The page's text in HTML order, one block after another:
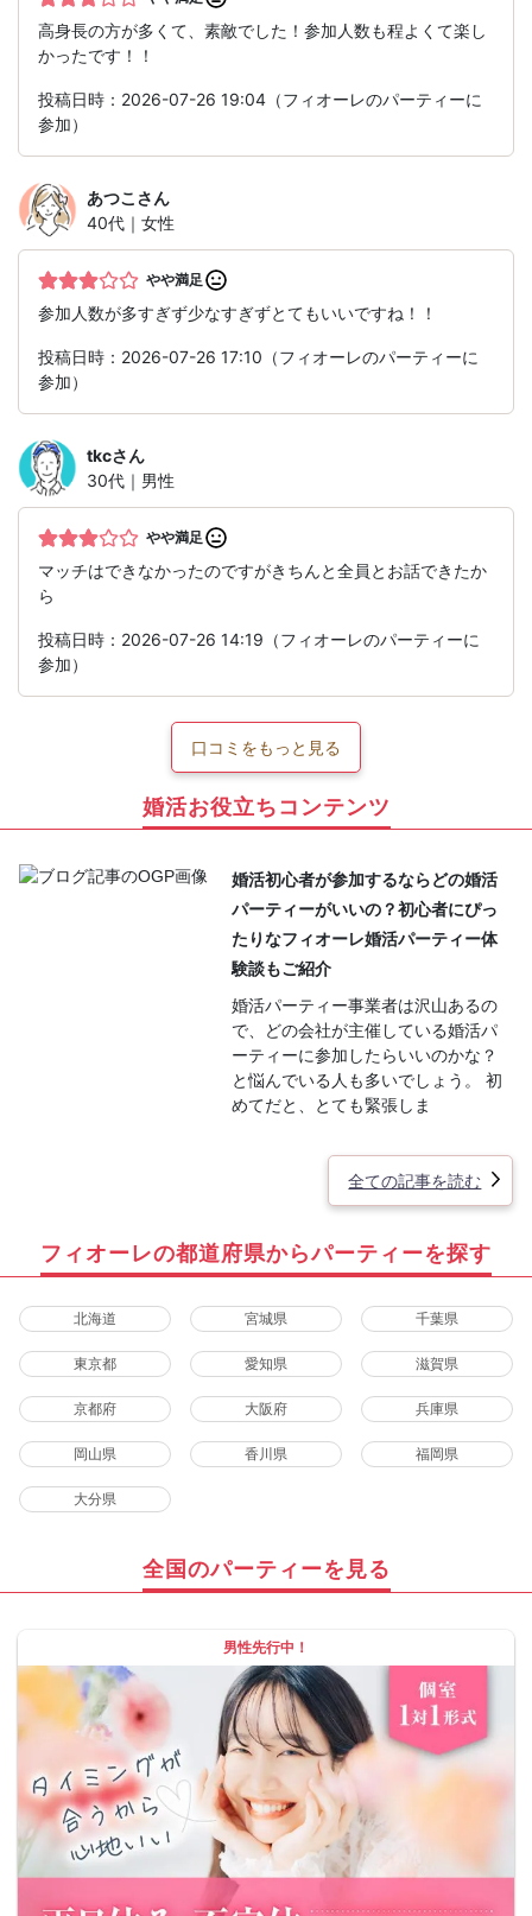
高身長の方が多くて、素敵でした！参加人数も程よくて楽し
かったです！！
投稿日時：2026-07-26 19:04（フィオーレのパーティーに
参加）
あつこ さん
40代｜女性
やや満足
参加人数が多すぎず少なすぎずとてもいいですね！！
投稿日時：2026-07-26 17:10（フィオーレのパーティーに
参加）
tkcさん
30代｜男性
やや満足
マッチはできなかったのですがきちんと全員とお話できたか
ら
投稿日時：2026-07-26 14:19（フィオーレのパーティーに
参加）
口コミをもっと見る
婚活お役立ちコンテンツ
婚活初心者が参加するならどの婚活
パーティーがいいの？初心者にぴっ
たりなフィオーレ婚活パーティー体
験談もご紹介
婚活パーティー事業者は沢山あるの
で、どの会社が主催している婚活パ
ーティーに参加したらいいのかな？
と悩んでいる人も多いでしょう。 初
めてだと、とても緊張しま
全ての記事を読む
フィオーレの都道府県からパーティーを探す
北海道 宮城県 千葉県
東京都 愛知県 滋賀県
京都府 大阪府 兵庫県
岡山県 香川県 福岡県
大分県
全国のパーティーを見る
男性先行中！